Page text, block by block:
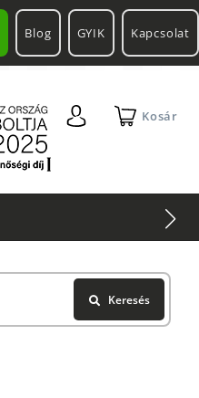
Blog GYIK Kapcsolat
Kosár
Keresés